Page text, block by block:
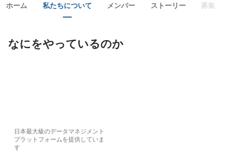
ホーム 私たちについて メンバー ストーリー 募集
なにをやっているのか
日本最大級のデータマネジメント
プラットフォームを提供していま
す